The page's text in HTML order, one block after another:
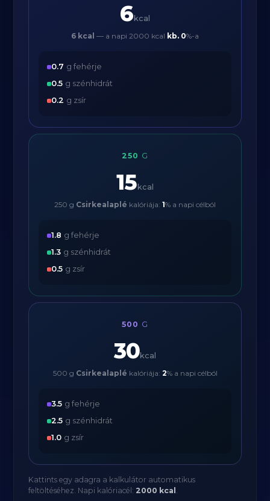
6 kcal
6 kcal — a napi 2000 kcal kb. 0%-a
0.7 g fehérje
0.5 g szénhidrát
0.2 g zsír
250 G
15 kcal
250 g Csirkealaplé kalóriája: 1% a napi célból
1.8 g fehérje
1.3 g szénhidrát
0.5 g zsír
500 G
30kcal
500 g Csirkealaplé kalóriája: 2% a napi célból
3.5 g fehérje
2.5 g szénhidrát
1.0 g zsír
Kattints egy adagra a kalkulátor automatikus
feltöltéséhez. Napi kalóriacél: 2000 kcal .